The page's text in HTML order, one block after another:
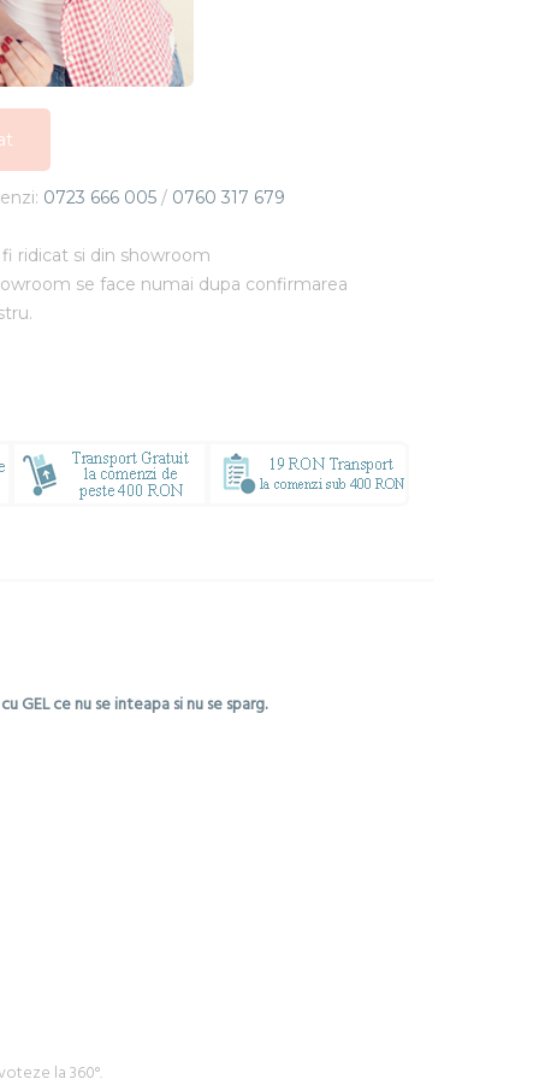
0723 666 005 / 0760 317 679
ridicat si din showroom
se face numai dupa confirmarea
ce nu se inteapa si nu se sparg.